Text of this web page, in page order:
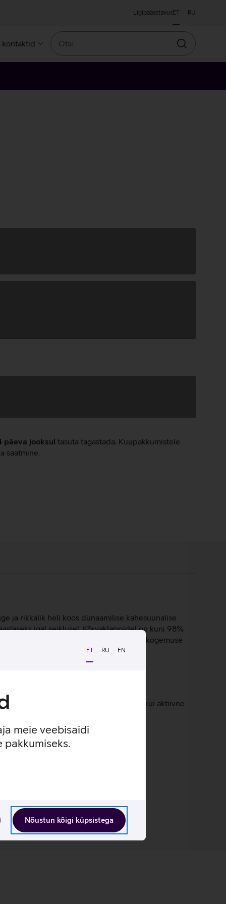
ET RU EN
meie veebisaidi
pakkumiseks.
Nõustun kõigi küpsistega
LigipääsetavusET RU
kontaktid
Otsin
päeva jooksul tasuta tagastada. Kuupakkumistele
saatmine.
ja rikkalik heli koos dünaamilise kahesuunalise
igal seiklusel. Kõrvaklappidel on kuni 98%
ja kaal tagavad mugava kandmiskogemuse
7-tunnine aku kestvus on tagatud siis, kui aktiivne